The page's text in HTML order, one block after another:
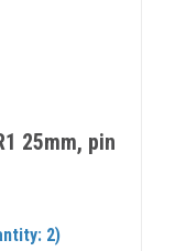
25mm, pin
2)